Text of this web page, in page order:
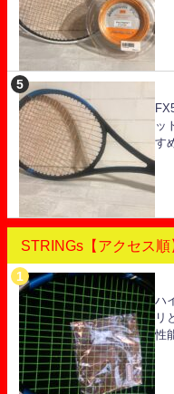
ッ
す
STRINGs【アクセス順
ハ
リ
性